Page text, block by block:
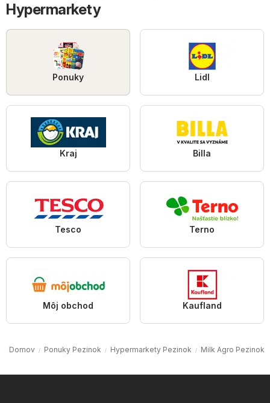
Hypermarkety
Ponuky Lidl
Kraj Billa
Tesco Terno
Môj obchod Kaufland
Domov Ponuky Pezinok Hypermarkety Pezinok Milk Agro Pezinok